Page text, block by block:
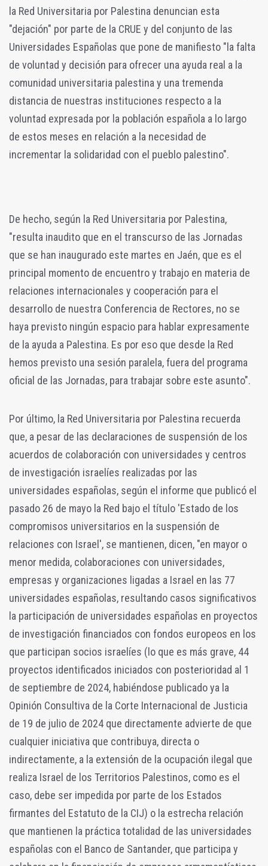
la Red Universitaria por Palestina denuncian esta
"dejación" por parte de la CRUE y del conjunto de las
Universidades Españolas que pone de manifiesto "la falta
de voluntad y decisión para ofrecer una ayuda real a la
comunidad universitaria palestina y una tremenda
distancia de nuestras instituciones respecto a la
voluntad expresada por la población española a lo largo
de estos meses en relación a la necesidad de
incrementar la solidaridad con el pueblo palestino".
De hecho, según la Red Universitaria por Palestina,
"resulta inaudito que en el transcurso de las Jornadas
que se han inaugurado este martes en Jaén, que es el
principal momento de encuentro y trabajo en materia de
relaciones internacionales y cooperación para el
desarrollo de nuestra Conferencia de Rectores, no se
haya previsto ningún espacio para hablar expresamente
de la ayuda a Palestina. Es por eso que desde la Red
hemos previsto una sesión paralela, fuera del programa
oficial de las Jornadas, para trabajar sobre este asunto".
Por último, la Red Universitaria por Palestina recuerda
que, a pesar de las declaraciones de suspensión de los
acuerdos de colaboración con universidades y centros
de investigación israelíes realizadas por las
universidades españolas, según el informe que publicó el
pasado 26 de mayo la Red bajo el título 'Estado de los
compromisos universitarios en la suspensión de
relaciones con Israel', se mantienen, dicen, "en mayor o
menor medida, colaboraciones con universidades,
empresas y organizaciones ligadas a Israel en las 77
universidades españolas, resultando casos significativos
la participación de universidades españolas en proyectos
de investigación financiados con fondos europeos en los
que participan socios israelíes (lo que es más grave, 44
proyectos identificados iniciados con posterioridad al 1
de septiembre de 2024, habiéndose publicado ya la
Opinión Consultiva de la Corte Internacional de Justicia
de 19 de julio de 2024 que directamente advierte de que
cualquier iniciativa que contribuya, directa o
indirectamente, a la extensión de la ocupación ilegal que
realiza Israel de los Territorios Palestinos, como es el
caso, debe ser impedida por parte de los Estados
firmantes del Estatuto de la CIJ) o la estrecha relación
que mantienen la práctica totalidad de las universidades
españolas con el Banco de Santander, que participa y